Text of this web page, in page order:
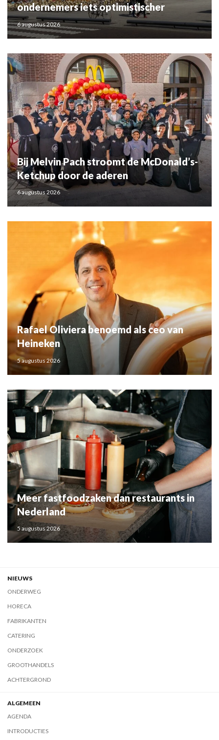
ondernemers iets optimistischer
6 augustus 2026
Bij Melvin Pach stroomt de McDonald’s-
Ketchup door de aderen
6 augustus 2026
Rafael Oliviera benoemd als ceo van
Heineken
5 augustus 2026
Meer fastfoodzaken dan restaurants in
Nederland
5 augustus 2026
NIEUWS
ONDERWEG
HORECA
FABRIKANTEN
CATERING
ONDERZOEK
GROOTHANDELS
ACHTERGROND
ALGEMEEN
AGENDA
INTRODUCTIES